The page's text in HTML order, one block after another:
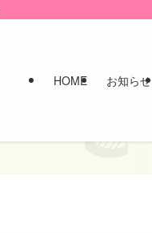
HOME お知らせ